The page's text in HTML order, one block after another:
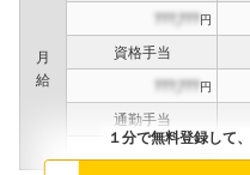
月
給
???,???円
資格手当
???,???円
通勤手当
１分で無料登録して